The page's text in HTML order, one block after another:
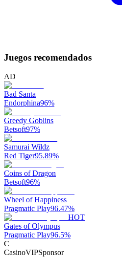
Juegos recomendados
AD
Bad Santa
Endorphina96%
Greedy Goblins
Betsoft97%
Samurai Wildz
Red Tiger95.89%
Coins of Dragon
Betsoft96%
Wheel of Happiness
Pragmatic Play96.47%
HOT
Gates of Olympus
Pragmatic Play96.5%
C
CasinoVIPSponsor